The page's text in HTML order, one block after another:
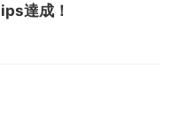
達成！